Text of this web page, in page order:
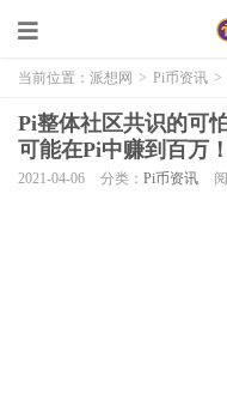
当前位置： 派想网 > Pi币资讯 >
Pi整体社区共识的可
可能在Pi中赚到百万！
2021-04-06 分类： Pi币资讯